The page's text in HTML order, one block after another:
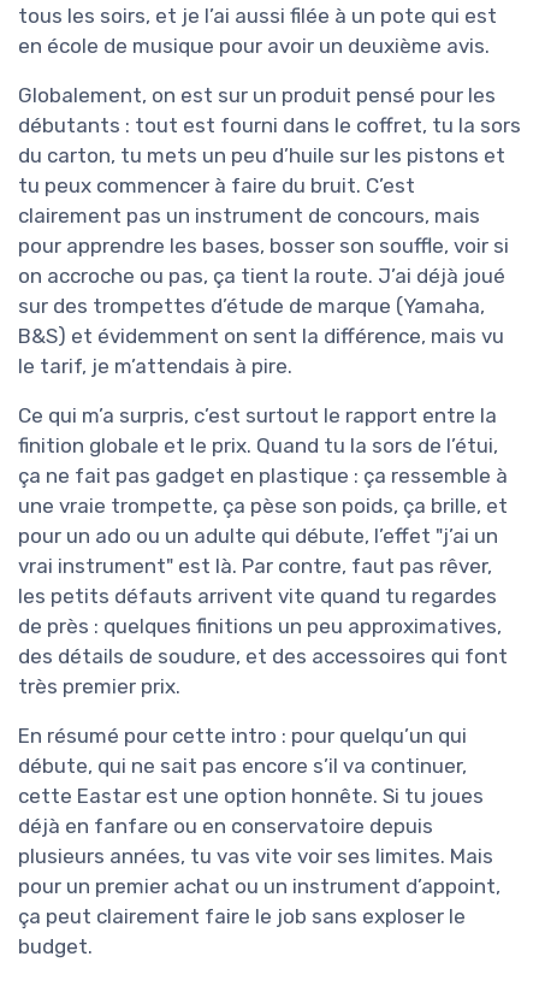
tous les soirs, et je l’ai aussi filée à un pote qui est
en école de musique pour avoir un deuxième avis.
Globalement, on est sur un produit pensé pour les
débutants : tout est fourni dans le coffret, tu la sors
du carton, tu mets un peu d’huile sur les pistons et
tu peux commencer à faire du bruit. C’est
clairement pas un instrument de concours, mais
pour apprendre les bases, bosser son souffle, voir si
on accroche ou pas, ça tient la route. J’ai déjà joué
sur des trompettes d’étude de marque (Yamaha,
B&S) et évidemment on sent la différence, mais vu
le tarif, je m’attendais à pire.
Ce qui m’a surpris, c’est surtout le rapport entre la
finition globale et le prix. Quand tu la sors de l’étui,
ça ne fait pas gadget en plastique : ça ressemble à
une vraie trompette, ça pèse son poids, ça brille, et
pour un ado ou un adulte qui débute, l’effet "j’ai un
vrai instrument" est là. Par contre, faut pas rêver,
les petits défauts arrivent vite quand tu regardes
de près : quelques finitions un peu approximatives,
des détails de soudure, et des accessoires qui font
très premier prix.
En résumé pour cette intro : pour quelqu’un qui
débute, qui ne sait pas encore s’il va continuer,
cette Eastar est une option honnête. Si tu joues
déjà en fanfare ou en conservatoire depuis
plusieurs années, tu vas vite voir ses limites. Mais
pour un premier achat ou un instrument d’appoint,
ça peut clairement faire le job sans exploser le
budget.